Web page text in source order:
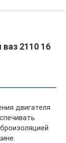
2110 16
двигателя